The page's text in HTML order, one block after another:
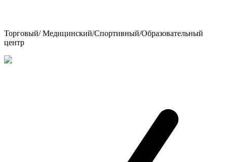
Торговый/ Медицинский/Спортивный/Образовательный
центр